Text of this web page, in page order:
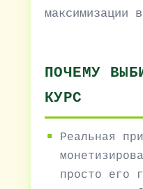
максимизации
ПОЧЕМУ
КУРС
Реальная
просто его